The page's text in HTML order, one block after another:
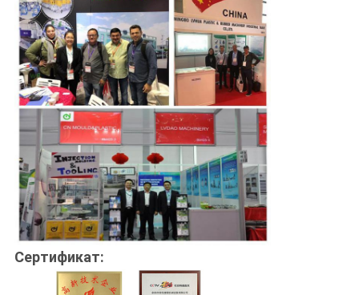
Сертификат: